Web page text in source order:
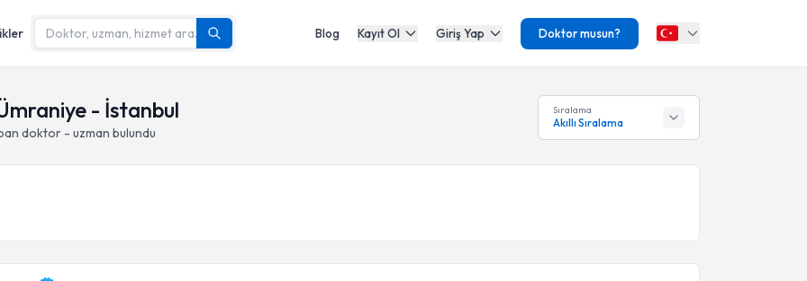
Blog Kayıt Ol Giriş Yap Doktor musun?
- İstanbul
doktor - uzman bulundu
Sıralama
Akıllı Sıralama
Randevu Takvimi Talebi